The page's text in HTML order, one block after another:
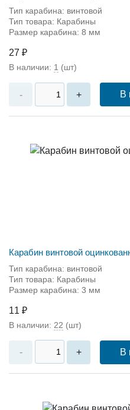
Тип карабина: винтовой
Тип товара: Карабины
Размер карабина: 8 мм
27 ₽
В наличии: 1 (шт)
- + В
Карабин винтовой
Тип карабина: винтовой
Тип товара: Карабины
Размер карабина: 3 мм
11 ₽
В наличии: 22 (шт)
- + В